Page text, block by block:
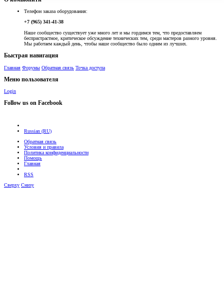
Телефон заказа оборудования:
+7 (965) 341-41-38
Наше сообщество существует уже много лет и мы гордимся тем, что предоставляем
беспристрастное, критическое обсуждение технических тем, среди мастеров разного уровня.
Мы работаем каждый день, чтобы наше сообщество было одним из лучших.
Быстрая навигация
Главная Форумы Обратная связь Точка доступа
Меню пользователя
Login
Follow us on Facebook
Russian (RU)
Обратная связь
Условия и правила
Политика конфиденциальности
Помощь
Главная
RSS
Сверху Снизу